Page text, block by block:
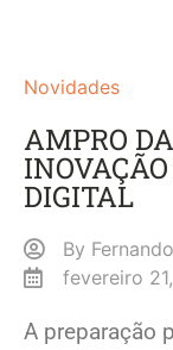
Novidades
AMPRO
DIGITAL
By
fevereiro
A preparação